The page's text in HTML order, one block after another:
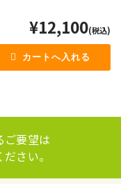
¥12,100(税込)
ご要望は
さい。